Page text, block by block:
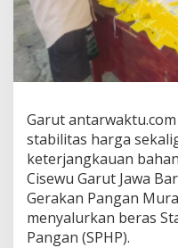
Garut
stabilitas harga
keterjangkauan
Cisewu Garut Jawa
Gerakan Pangan
menyalurkan beras
Pangan (SPHP).